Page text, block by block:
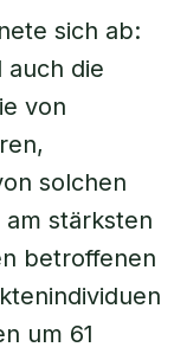
sich ab:
auch die
von
solchen
stärksten
betroffenen
um 61